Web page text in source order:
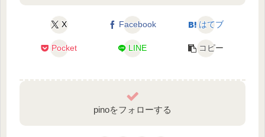
X Facebook はてブ
Pocket LINE コピー
pinoをフォローする